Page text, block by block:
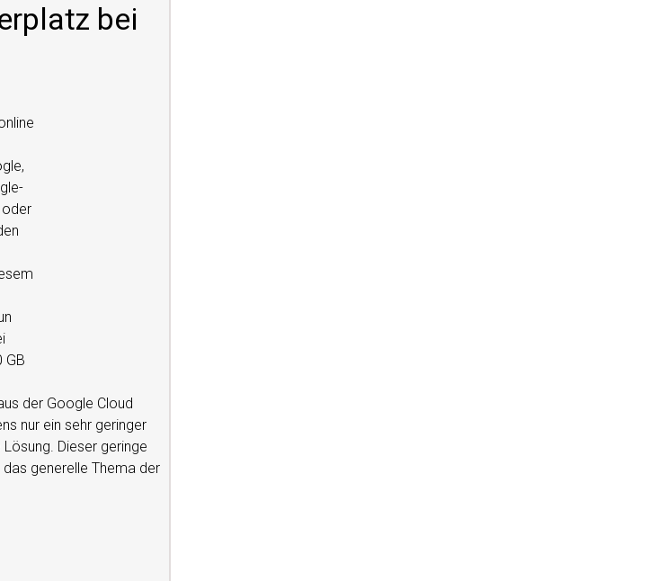
bei
oder
GB
der Google Cloud
nur ein sehr geringer
Dieser geringe
generelle Thema der